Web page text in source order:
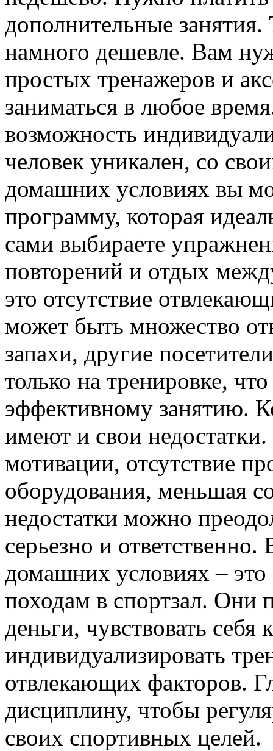
дополнительные
намного дешевле. Вам
простых тренажеров и
заниматься в любое
возможность
человек уникален, со
домашних условиях вы
программу, которая
сами выбираете
повторений и отдых
это отсутствие
может быть множество
запахи, другие
только на тренировке,
эффективному занятию.
имеют и свои
мотивации, отсутствие
оборудования, меньшая
недостатки можно
серьезно и
домашних условиях – это
походам в спортзал. Они
деньги, чувствовать себя
индивидуализировать
отвлекающих факторов.
дисциплину, чтобы
своих спортивных целей.